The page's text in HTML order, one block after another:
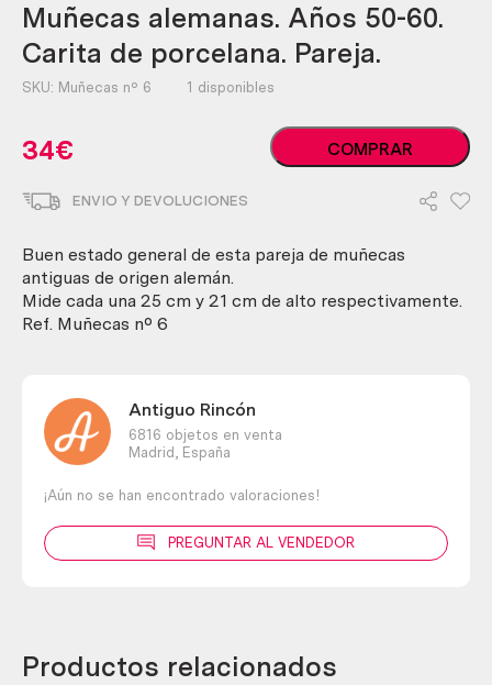
Muñecas alemanas. Años 50-60.
Carita de porcelana. Pareja.
SKU: Muñecas nº 6 1 disponibles
34€
Muñecas
alemanas.
Carita
porcelana.
COMPRAR
ENVIO Y DEVOLUCIONES
Buen estado general de esta pareja de muñecas
antiguas de origen alemán.
Mide cada una 25 cm y 21 cm de alto respectivamente.
Ref. Muñecas nº 6
Antiguo Rincón
6816 objetos en venta
Madrid,
España
¡Aún no se han encontrado valoraciones!
PREGUNTAR AL VENDEDOR
Productos relacionados